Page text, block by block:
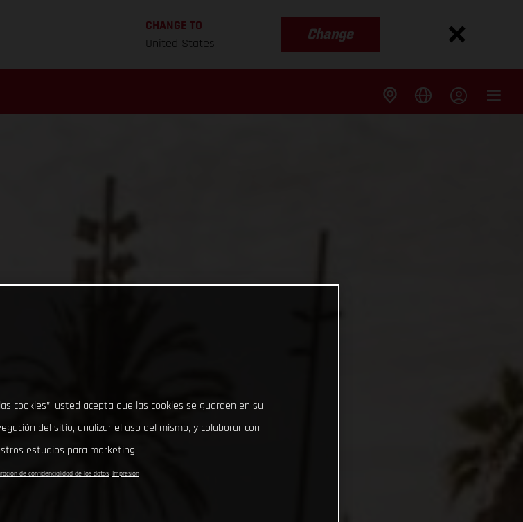
CHANGE TO
United States
Change
cookies”, usted acepta que las cookies se guarden en su
del sitio, analizar el uso del mismo, y colaborar con
estudios para marketing.
de confidencialidad de los datos Impresión